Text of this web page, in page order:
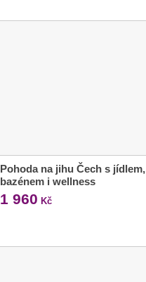
Pohoda na jihu Čech s jídlem,
bazénem i wellness
1 960 Kč